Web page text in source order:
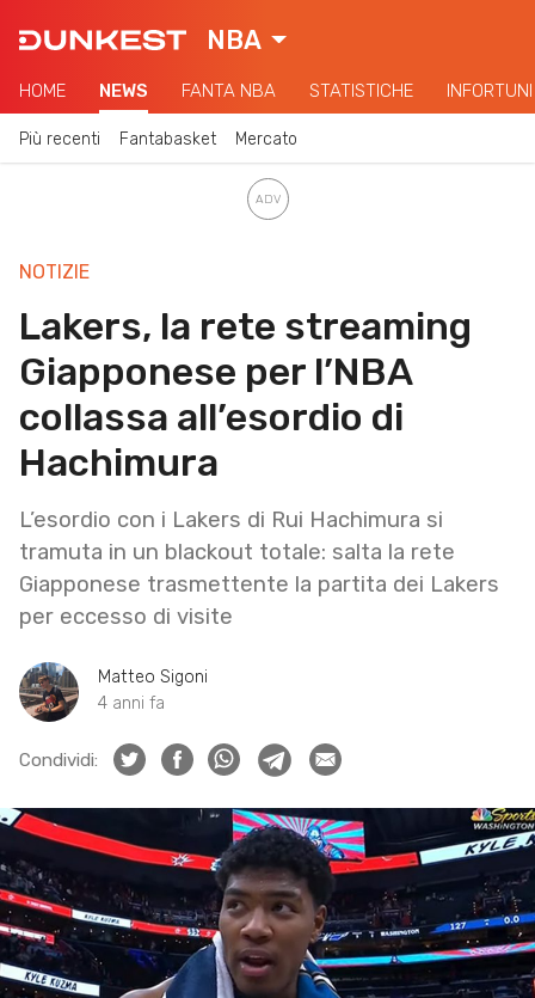
NBA
HOME NEWS FANTA NBA STATISTICHE INFORTUNI
Più recenti Fantabasket Mercato
NOTIZIE
Lakers, la rete streaming
Giapponese per l’NBA
collassa all’esordio di
Hachimura
L’esordio con i Lakers di Rui Hachimura si
tramuta in un blackout totale: salta la rete
Giapponese trasmettente la partita dei Lakers
per eccesso di visite
Matteo Sigoni
4 anni fa
Condividi: